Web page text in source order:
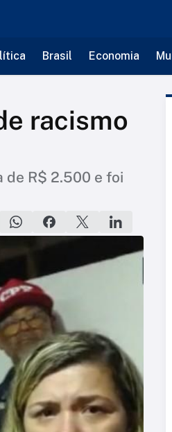
Brasil Economia
racismo
de R$ 2.500 e foi